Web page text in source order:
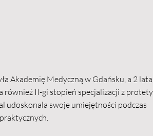
Akademię Medyczną w Gdańsku, a 2
II-gi stopień specjalizacji z
udoskonala swoje umiejętności podczas